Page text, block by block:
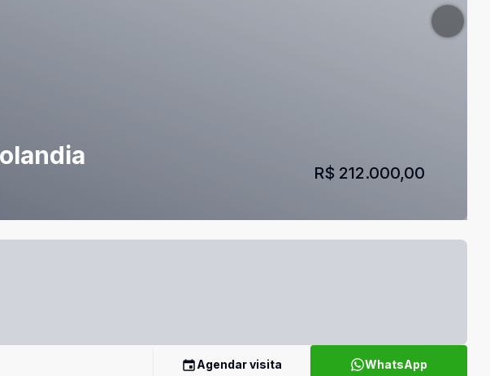
R$ 212.000,00
Agendar visita WhatsApp